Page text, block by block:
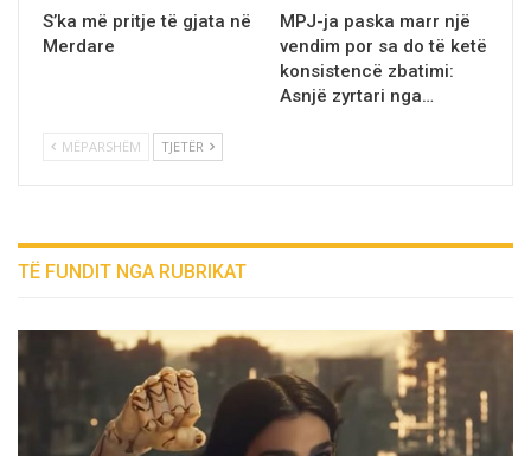
S’ka më pritje të gjata në
Merdare
MPJ-ja paska marr një
vendim por sa do të ketë
konsistencë zbatimi:
Asnjë zyrtari nga…
MËPARSHËM TJETËR
TË FUNDIT NGA RUBRIKAT